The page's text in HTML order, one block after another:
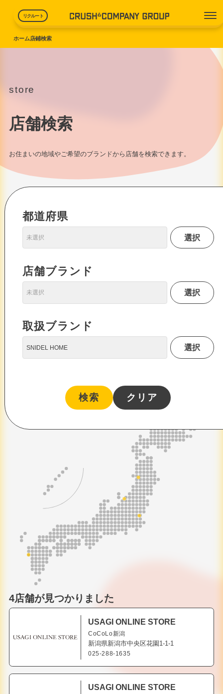
リクルート
求人検索
@crush_and_company_group
ホーム店鋪検索
store
店舗検索
お住まいの地域やご希望のブランドから店舗を検索できます。
都道府県
選択
店舗ブランド
選択
取扱ブランド
SNIDEL HOME 選択
検索 クリア
4店舗が見つかりました
USAGI ONLINE STORE
CoCoLo新潟
新潟県新潟市中央区花園1-1-1
025-288-1635
USAGI ONLINE STORE